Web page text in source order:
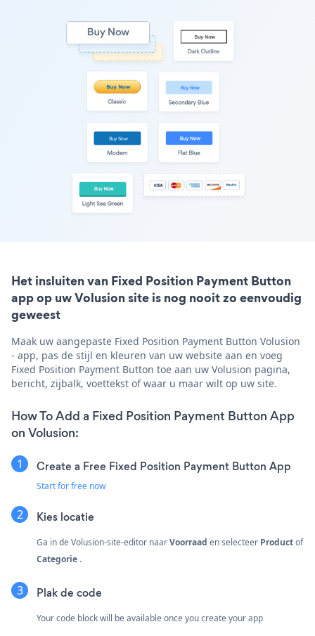
Het insluiten van Fixed Position Payment Button
app op uw Volusion site is nog nooit zo eenvoudig
geweest
Maak uw aangepaste Fixed Position Payment Button Volusion
- app, pas de stijl en kleuren van uw website aan en voeg
Fixed Position Payment Button toe aan uw Volusion pagina,
bericht, zijbalk, voettekst of waar u maar wilt op uw site.
How To Add a Fixed Position Payment Button App
on Volusion:
Create a Free Fixed Position Payment Button App
Start for free now
Kies locatie
Ga in de Volusion-site-editor naarVoorraad en selecteer Productof
Categorie .
Plak de code
Your code block will be available once you create your app